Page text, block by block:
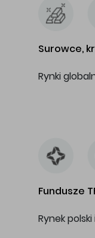
Surowce,
Rynki
Fundusze
Rynek